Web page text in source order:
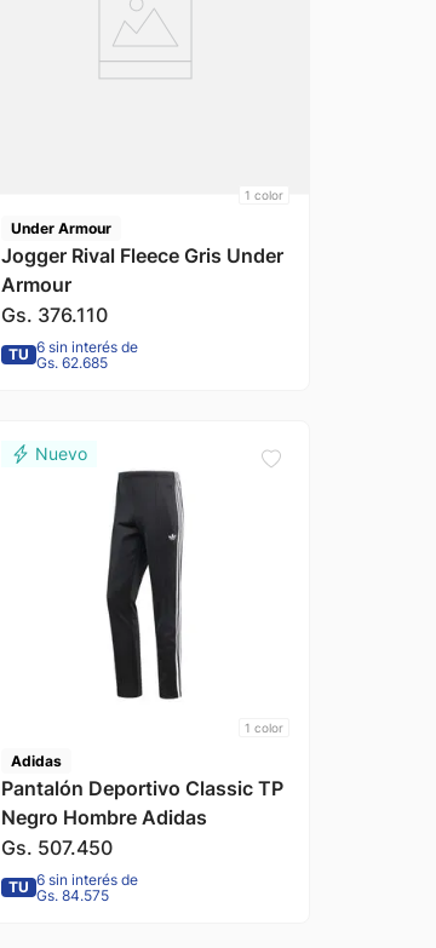
1 color
Under Armour
Jogger Rival Fleece Gris Under
Armour
Gs. 376.110
TU 6 sin interés de
Gs. 62.685
1 color
Adidas
Pantalón Deportivo Classic TP
Negro Hombre Adidas
Gs. 507.450
TU 6 sin interés de
Gs. 84.575